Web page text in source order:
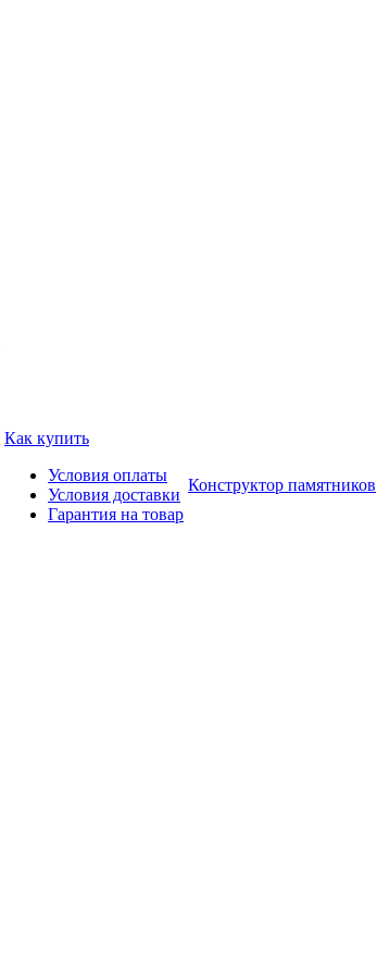
Как купить
Условия оплаты
Условия доставки
Гарантия на товар
Конструктор памятников